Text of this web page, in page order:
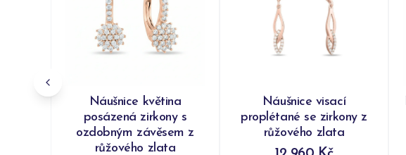
Náušnice květina
posázená zirkony s
ozdobným závěsem z
růžového zlata
Náušnice visací
proplétané se zirkony z
růžového zlata